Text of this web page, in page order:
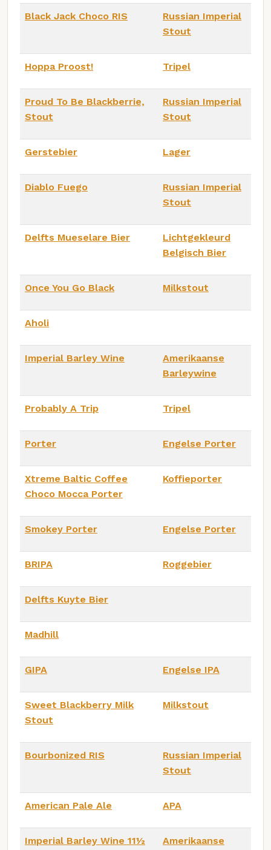
Black Jack Choco RIS
Russian Imperial
Stout
Hoppa Proost! Tripel
Proud To Be Blackberrie,
Stout
Russian Imperial
Stout
Gerstebier Lager
Diablo Fuego
Russian Imperial
Stout
Delfts Mueselare Bier
Lichtgekleurd
Belgisch Bier
Once You Go Black Milkstout
Aholi
Imperial Barley Wine
Amerikaanse
Barleywine
Probably A Trip Tripel
Porter Engelse Porter
Xtreme Baltic Coffee
Choco Mocca Porter
Koffieporter
Smokey Porter Engelse Porter
BRIPA Roggebier
Delfts Kuyte Bier
Madhill
GIPA Engelse IPA
Sweet Blackberry Milk
Stout
Milkstout
Bourbonized RIS
Russian Imperial
Stout
American Pale Ale APA
Imperial Barley Wine 11½
Amerikaanse